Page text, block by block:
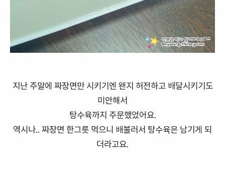
지난 주말에 짜장면만 시키기엔 왠지 허전하고 배달시키기도
미안해서
탕수육까지 주문했었어요.
역시나.. 짜장면 한그릇 먹으니 배불러서 탕수육은 남기게 되
더라고요.